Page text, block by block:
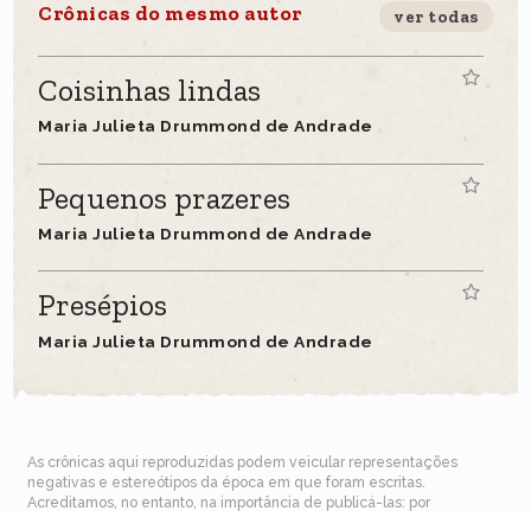
Crônicas do mesmo autor ver todas
Coisinhas lindas
Maria Julieta Drummond de Andrade
Pequenos prazeres
Maria Julieta Drummond de Andrade
Presépios
Maria Julieta Drummond de Andrade
As crônicas aqui reproduzidas podem veicular representações
negativas e estereótipos da época em que foram escritas.
Acreditamos, no entanto, na importância de publicá-las: por